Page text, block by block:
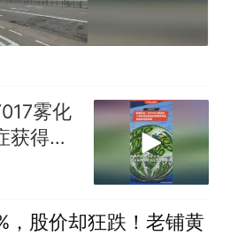
雾化
获得国
准
，股价却狂跌！老铺黄